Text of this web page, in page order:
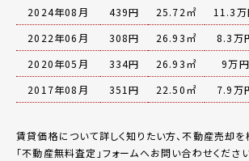
2024年08月
439円 25.72㎡ 11.3万
2022年06月
308円 26.93㎡ 8.3万
2020年05月
334円 26.93㎡ 9万円
2017年08月
351円 22.50㎡ 7.9万
賃貸価格について詳しく知りたい方、不動産売却を
「不動産無料査定 」フォームへお問い合わせください